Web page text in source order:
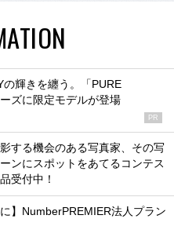
の輝きを纏う。「PURE
ズに限定モデルが登場
PR
する機会のある写真家、その写
ンにスポットをあてるコンテス
受付中！
】NumberPREMIER法人プラン